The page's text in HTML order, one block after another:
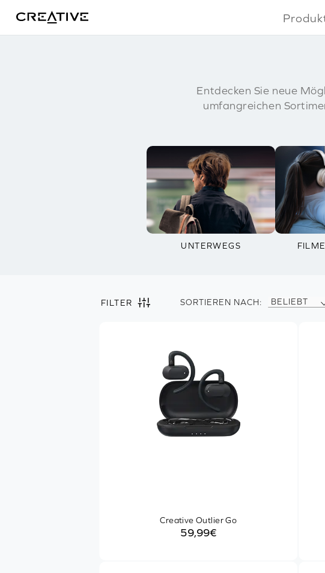
Entdecken Sie neue
umfangreichen
UNTERWEGS
Filter by
Kopfhörer
Tragestil
Produkttyp
SORTIEREN NACH: BELIEBT
FILTER
Creative Outlier Go
59,99€